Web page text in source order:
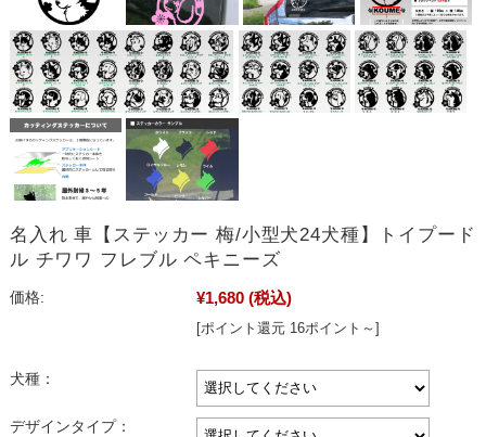
名入れ 車【ステッカー 梅/小型犬24犬種】トイプード
ル チワワ フレブル ペキニーズ
価格: ¥1,680 (税込)
[ポイント還元 16ポイント～]
犬種：
デザインタイプ：